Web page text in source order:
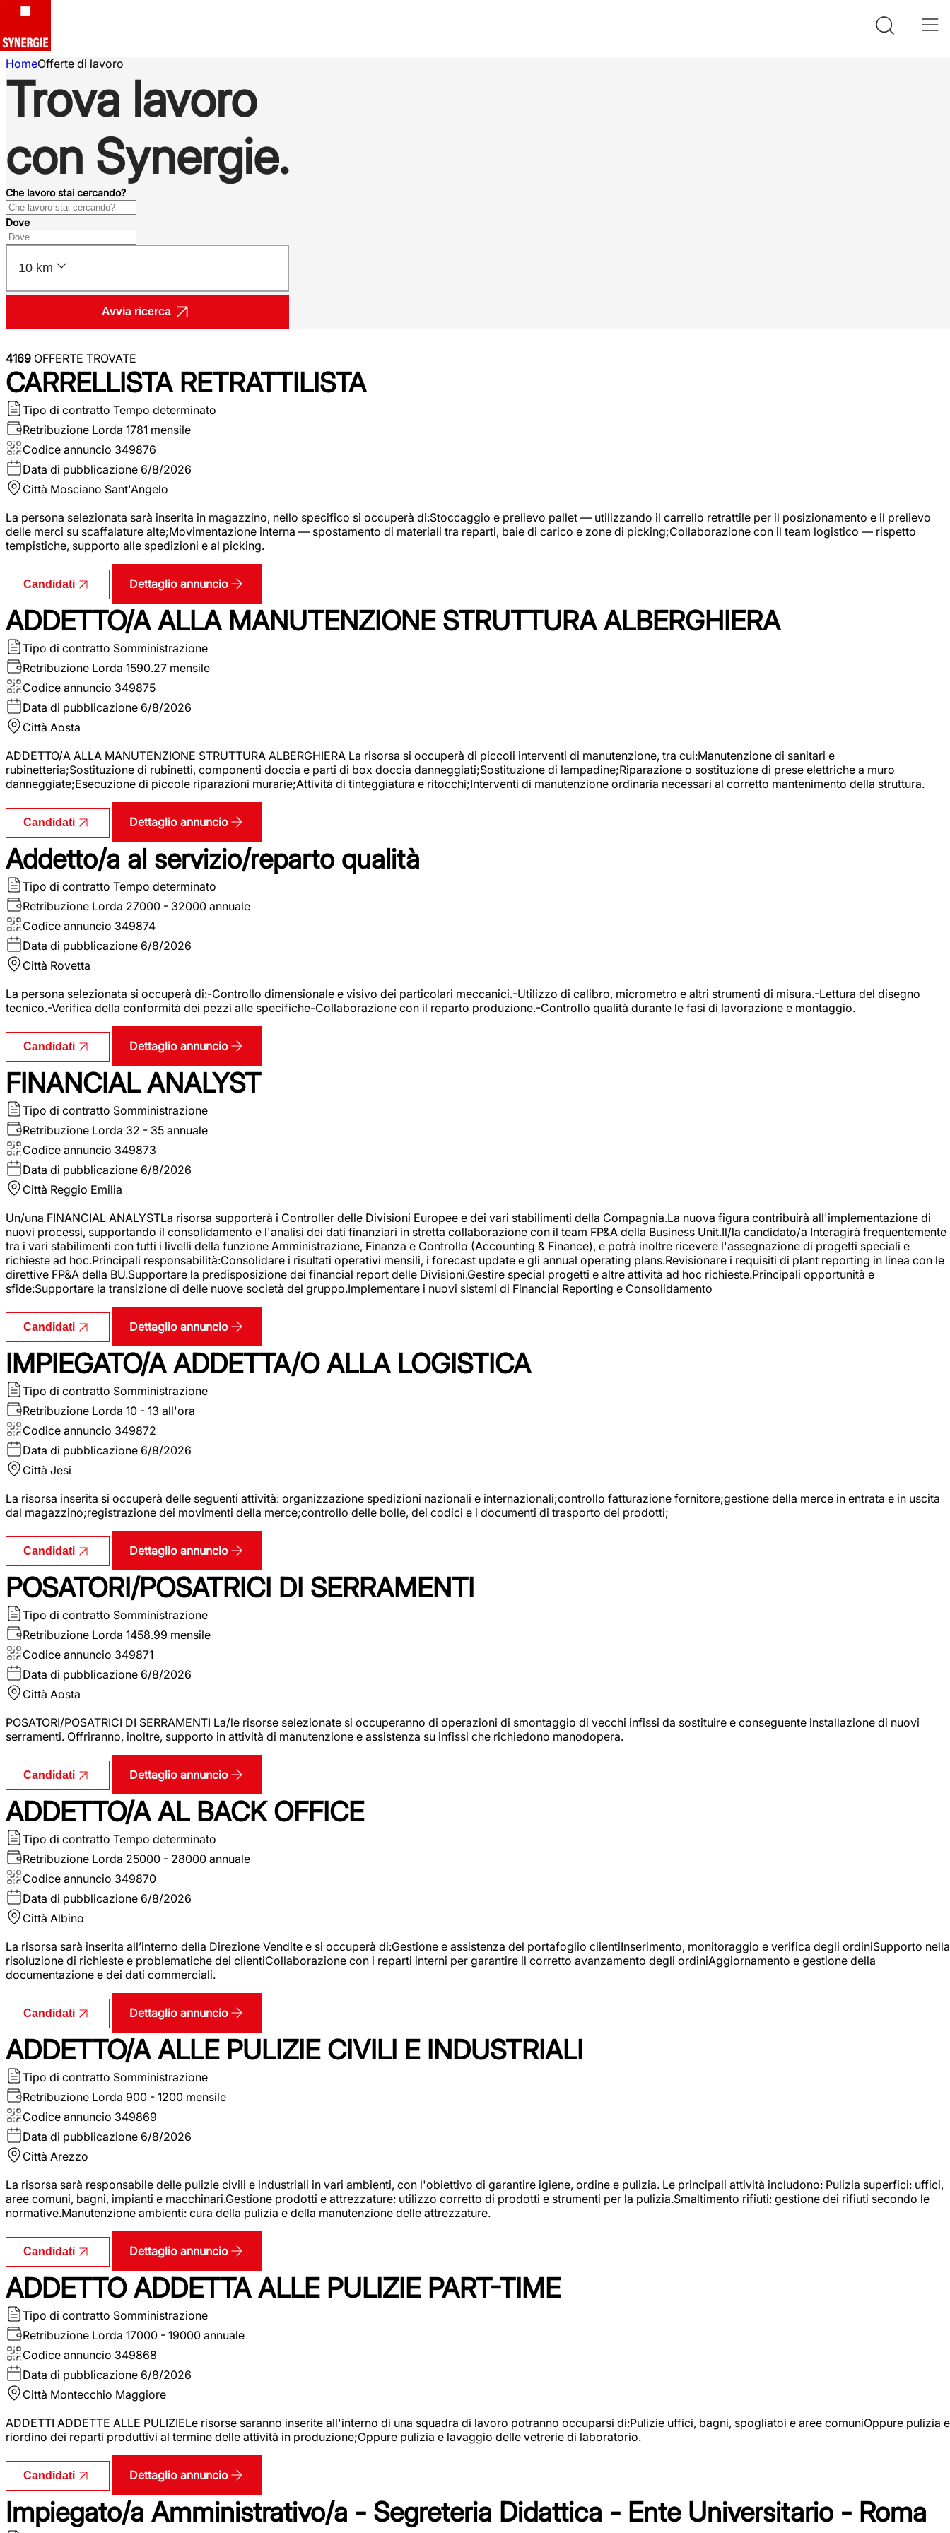
HomeOfferte di lavoro
Trova lavoro
con Synergie.
Che lavoro stai cercando?
Dove
10 km
Avvia ricerca
4169 OFFERTE TROVATE
CARRELLISTA RETRATTILISTA
Tipo di contratto Tempo determinato
Retribuzione Lorda 1781 mensile
Codice annuncio 349876
Data di pubblicazione 6/8/2026
Città Mosciano Sant'Angelo
La persona selezionata sarà inserita in magazzino, nello specifico si occuperà di:Stoccaggio e prelievo pallet — utilizzando il carrello retrattile per il posizionamento e il prelievo
delle merci su scaffalature alte;Movimentazione interna — spostamento di materiali tra reparti, baie di carico e zone di picking;Collaborazione con il team logistico — rispetto
tempistiche, supporto alle spedizioni e al picking.
Candidati Dettaglio annuncio
ADDETTO/A ALLA MANUTENZIONE STRUTTURA ALBERGHIERA
Tipo di contratto Somministrazione
Retribuzione Lorda 1590.27 mensile
Codice annuncio 349875
Data di pubblicazione 6/8/2026
Città Aosta
ADDETTO/A ALLA MANUTENZIONE STRUTTURA ALBERGHIERA La risorsa si occuperà di piccoli interventi di manutenzione, tra cui:Manutenzione di sanitari e
rubinetteria;Sostituzione di rubinetti, componenti doccia e parti di box doccia danneggiati;Sostituzione di lampadine;Riparazione o sostituzione di prese elettriche a muro
danneggiate;Esecuzione di piccole riparazioni murarie;Attività di tinteggiatura e ritocchi;Interventi di manutenzione ordinaria necessari al corretto mantenimento della struttura.
Candidati Dettaglio annuncio
Addetto/a al servizio/reparto qualità
Tipo di contratto Tempo determinato
Retribuzione Lorda 27000 - 32000 annuale
Codice annuncio 349874
Data di pubblicazione 6/8/2026
Città Rovetta
La persona selezionata si occuperà di:-Controllo dimensionale e visivo dei particolari meccanici.-Utilizzo di calibro, micrometro e altri strumenti di misura.-Lettura del disegno
tecnico.-Verifica della conformità dei pezzi alle specifiche-Collaborazione con il reparto produzione.-Controllo qualità durante le fasi di lavorazione e montaggio.
Candidati Dettaglio annuncio
FINANCIAL ANALYST
Tipo di contratto Somministrazione
Retribuzione Lorda 32 - 35 annuale
Codice annuncio 349873
Data di pubblicazione 6/8/2026
Città Reggio Emilia
Un/una FINANCIAL ANALYSTLa risorsa supporterà i Controller delle Divisioni Europee e dei vari stabilimenti della Compagnia.La nuova figura contribuirà all'implementazione di
nuovi processi, supportando il consolidamento e l'analisi dei dati finanziari in stretta collaborazione con il team FP&A della Business Unit.Il/la candidato/a Interagirà frequentemente
tra i vari stabilimenti con tutti i livelli della funzione Amministrazione, Finanza e Controllo (Accounting & Finance), e potrà inoltre ricevere l'assegnazione di progetti speciali e
richieste ad hoc.Principali responsabilità:Consolidare i risultati operativi mensili, i forecast update e gli annual operating plans.Revisionare i requisiti di plant reporting in linea con le
direttive FP&A della BU.Supportare la predisposizione dei financial report delle Divisioni.Gestire special progetti e altre attività ad hoc richieste.Principali opportunità e
sfide:Supportare la transizione di delle nuove società del gruppo.Implementare i nuovi sistemi di Financial Reporting e Consolidamento
Candidati Dettaglio annuncio
IMPIEGATO/A ADDETTA/O ALLA LOGISTICA
Tipo di contratto Somministrazione
Retribuzione Lorda 10 - 13 all'ora
Codice annuncio 349872
Data di pubblicazione 6/8/2026
Città Jesi
La risorsa inserita si occuperà delle seguenti attività: organizzazione spedizioni nazionali e internazionali;controllo fatturazione fornitore;gestione della merce in entrata e in uscita
dal magazzino;registrazione dei movimenti della merce;controllo delle bolle, dei codici e i documenti di trasporto dei prodotti;
Candidati Dettaglio annuncio
POSATORI/POSATRICI DI SERRAMENTI
Tipo di contratto Somministrazione
Retribuzione Lorda 1458.99 mensile
Codice annuncio 349871
Data di pubblicazione 6/8/2026
Città Aosta
POSATORI/POSATRICI DI SERRAMENTI La/le risorse selezionate si occuperanno di operazioni di smontaggio di vecchi infissi da sostituire e conseguente installazione di nuovi
serramenti. Offriranno, inoltre, supporto in attività di manutenzione e assistenza su infissi che richiedono manodopera.
Candidati Dettaglio annuncio
ADDETTO/A AL BACK OFFICE
Tipo di contratto Tempo determinato
Retribuzione Lorda 25000 - 28000 annuale
Codice annuncio 349870
Data di pubblicazione 6/8/2026
Città Albino
La risorsa sarà inserita all’interno della Direzione Vendite e si occuperà di:Gestione e assistenza del portafoglio clientiInserimento, monitoraggio e verifica degli ordiniSupporto nella
risoluzione di richieste e problematiche dei clientiCollaborazione con i reparti interni per garantire il corretto avanzamento degli ordiniAggiornamento e gestione della
documentazione e dei dati commerciali.
Candidati Dettaglio annuncio
ADDETTO/A ALLE PULIZIE CIVILI E INDUSTRIALI
Tipo di contratto Somministrazione
Retribuzione Lorda 900 - 1200 mensile
Codice annuncio 349869
Data di pubblicazione 6/8/2026
Città Arezzo
La risorsa sarà responsabile delle pulizie civili e industriali in vari ambienti, con l'obiettivo di garantire igiene, ordine e pulizia. Le principali attività includono: Pulizia superfici: uffici,
aree comuni, bagni, impianti e macchinari.Gestione prodotti e attrezzature: utilizzo corretto di prodotti e strumenti per la pulizia.Smaltimento rifiuti: gestione dei rifiuti secondo le
normative.Manutenzione ambienti: cura della pulizia e della manutenzione delle attrezzature.
Candidati Dettaglio annuncio
ADDETTO ADDETTA ALLE PULIZIE PART-TIME
Tipo di contratto Somministrazione
Retribuzione Lorda 17000 - 19000 annuale
Codice annuncio 349868
Data di pubblicazione 6/8/2026
Città Montecchio Maggiore
ADDETTI ADDETTE ALLE PULIZIELe risorse saranno inserite all'interno di una squadra di lavoro potranno occuparsi di:Pulizie uffici, bagni, spogliatoi e aree comuniOppure pulizia e
riordino dei reparti produttivi al termine delle attività in produzione;Oppure pulizia e lavaggio delle vetrerie di laboratorio.
Candidati Dettaglio annuncio
Impiegato/a Amministrativo/a - Segreteria Didattica - Ente Universitario - Roma